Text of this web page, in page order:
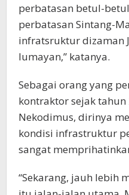
perbatasan betul-
perbatasan Sintang-
infratsruktur dizaman
lumayan,” katanya.
Sebagai orang yang
kontraktor sejak
Nekodimus, dirinya
kondisi infrastruktur
sangat
“Sekarang, jauh lebih